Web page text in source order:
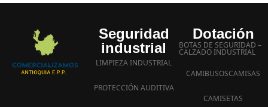
Seguridad
industrial
LIMPIEZA INDUSTRIAL
PROTECCIÓN AUDITIVA
Dotación
BOTAS DE SEGURIDAD –
CALZADO INDUSTRIAL
CAMIBUSOSCAMISAS
CAMISETAS